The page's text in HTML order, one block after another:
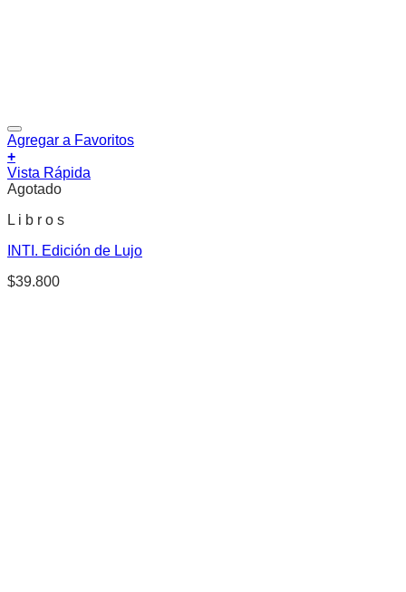
Agregar a Favoritos
+
Vista Rápida
Agotado
L i b r o s
INTI. Edición de Lujo
$39.800